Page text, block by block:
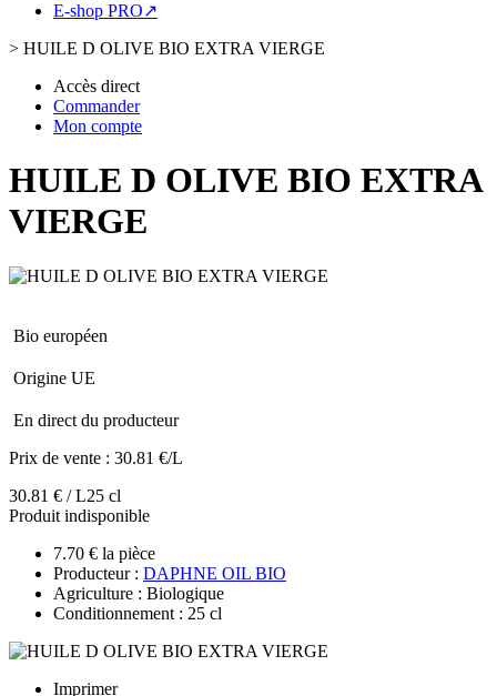
E-shop PRO↗
> HUILE D OLIVE BIO EXTRA VIERGE
Accès direct
Commander
Mon compte
HUILE D OLIVE BIO EXTRA
VIERGE
Bio européen
Origine UE
En direct du producteur
Prix de vente : 30.81 €/L
30.81 € / L25 cl
Produit indisponible
7.70 € la pièce
Producteur : DAPHNE OIL BIO
Agriculture : Biologique
Conditionnement : 25 cl
Imprimer